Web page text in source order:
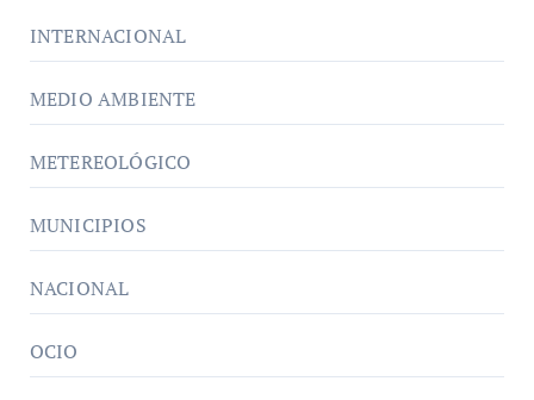
INTERNACIONAL
MEDIO AMBIENTE
METEREOLÓGICO
MUNICIPIOS
NACIONAL
OCIO